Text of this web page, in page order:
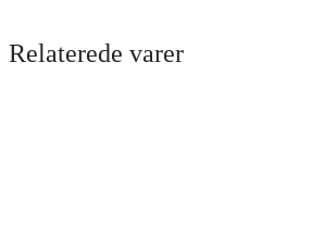
Relaterede varer